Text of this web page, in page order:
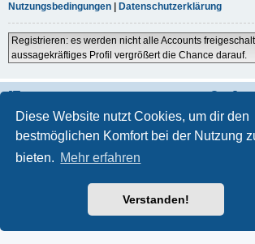
Diese Website nutzt Cookies, um dir den
bestmöglichen Komfort bei der Nutzung
bieten. Mehr erfahren
Verstanden!
Nutzungsbedingungen
Datenschutzerklärung
Registrieren: es werden nicht alle Accounts
aussagekräftiges Profil vergrößert die Chance darauf.
® Forum Software © phpBB
Deutsche Übersetzung durch
Datenschutz
Datenschutzbestimmungen und weiteren Regeln der